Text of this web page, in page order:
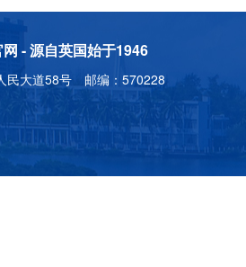
- 源自英国始于1946
民大道58号 邮编：570228